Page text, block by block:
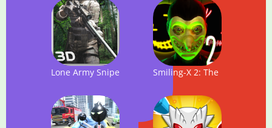
Lone Army Sniper ShooterSmiling-X 2: The Resistance